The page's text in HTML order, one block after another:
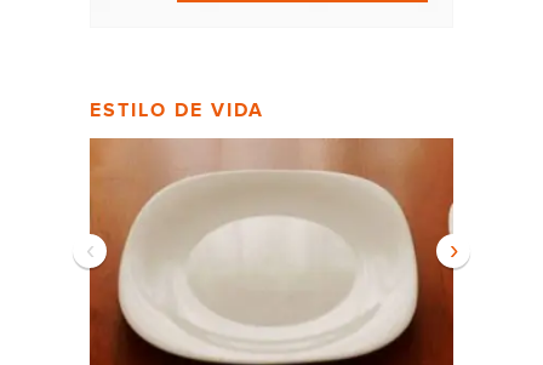
ESTILO DE VIDA
‹ ›